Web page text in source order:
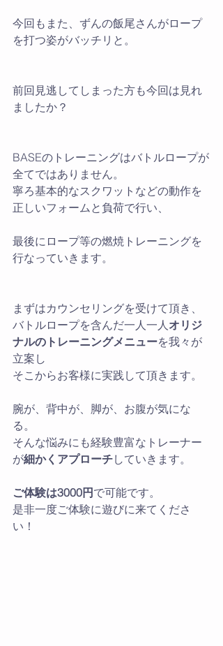
今回もまた、ずんの飯尾さんがロープ
を打つ姿がバッチリと。
前回見逃してしまった方も今回は見れ
ましたか？
BASEのトレーニングはバトルロープが
全てではありません。
寧ろ基本的なスクワットなどの動作を
正しいフォームと負荷で行い、
最後にロープ等の燃焼トレーニングを
行なっていきます。
まずはカウンセリングを受けて頂き、
バトルロープを含んだ一人一人 オリジ
ナルのトレーニングメニューを我々が
立案し
そこからお客様に実践して頂きます。
腕が、背中が、脚が、お腹が気にな
る。
そんな悩みにも経験豊富なトレーナー
が細かくアプローチしていきます。
ご体験は3000円 で可能です。
是非一度ご体験に遊びに来てくださ
い！